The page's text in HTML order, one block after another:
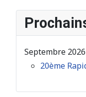
Septembre 2026
20ème